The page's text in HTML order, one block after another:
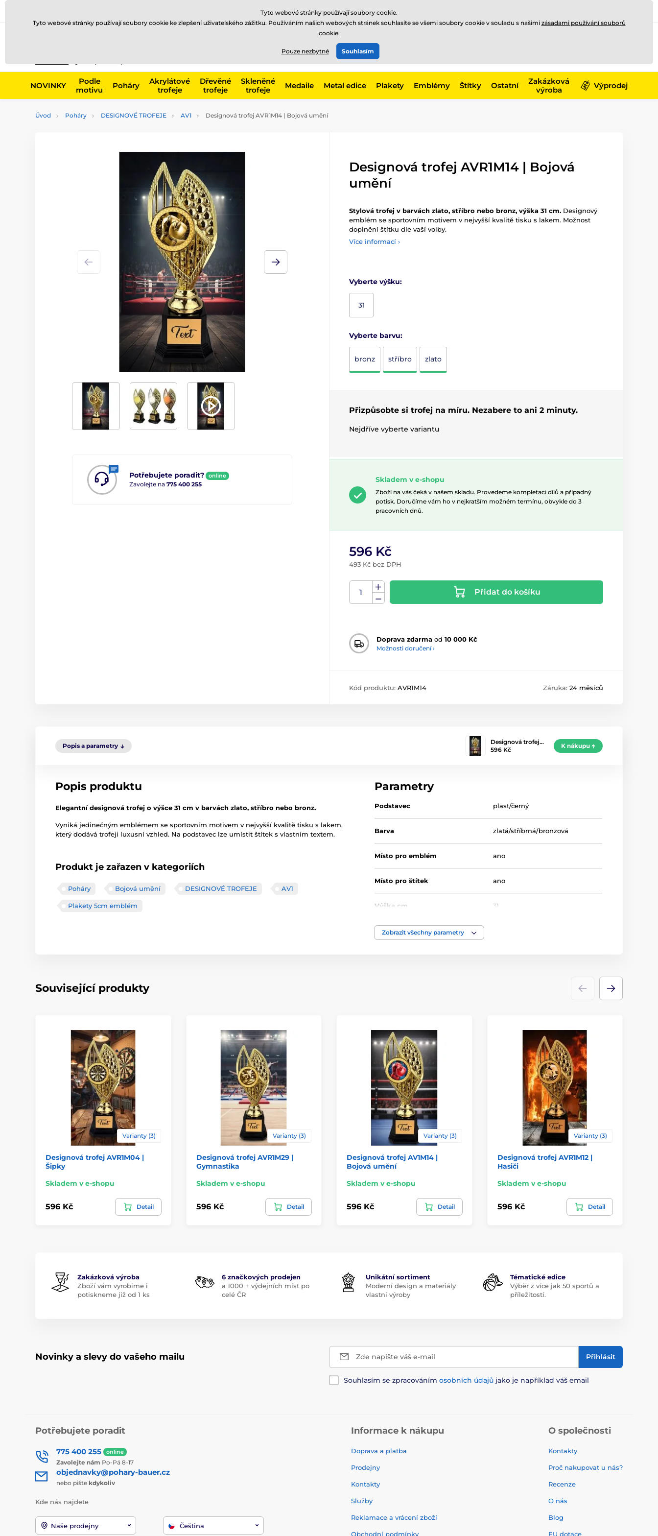
775 400 255
Zavolejte nám
NOVINKY
Podle
motivu
Poháry
Akrylátové
trofeje
Dřevěné
trofeje
Skleněné
trofeje
Medaile Metal edice Plakety Emblémy Štítky Ostatní
Zakázková
výroba
Výprodej
Úvod Poháry DESIGNOVÉ TROFEJE AV1 Designová trofej AVR1M14 | Bojová umění
Potřebujete poradit? online
Zavolejte na 775 400 255
Designová trofej AVR1M14 | Bojová
umění
Stylová trofej v barvách zlato, stříbro nebo bronz, výška 31 cm. Designový
emblém se sportovním motivem v nejvyšší kvalitě tisku s lakem. Možnost
doplnění štítku dle vaší volby.
Více informací ›
Vyberte výšku:
31
Vyberte barvu:
bronz stříbro zlato
Přizpůsobte si trofej na míru. Nezabere to ani 2 minuty.
Nejdříve vyberte variantu
Skladem v e-shopu
Zboží na vás čeká v našem skladu. Provedeme kompletaci dílů a případný
potisk. Doručíme vám ho v nejkratším možném termínu, obvykle do 3
pracovních dnů.
596 Kč
493 Kč bez DPH
Přidat do košíku
Doprava zdarma od 10 000 Kč
Možnosti doručení ›
Kód produktu: AVR1M14 Záruka: 24 měsíců
Popis a parametry
Designová trofej…
596 Kč
K nákupu
Popis produktu
Elegantní designová trofej o výšce 31 cm v barvách zlato, stříbro nebo bronz.
Vyniká jedinečným emblémem se sportovním motivem v nejvyšší kvalitě tisku s lakem,
který dodává trofeji luxusní vzhled. Na podstavec lze umístit štítek s vlastním textem.
Produkt je zařazen v kategoriích
Poháry Bojová umění DESIGNOVÉ TROFEJE AV1
Plakety 5cm emblém
Parametry
Podstavec plast/černý
Barva zlatá/stříbrná/bronzová
Místo pro emblém ano
Místo pro štítek ano
Výška cm 31
Motiv
Zobrazit všechny parametry
Související produkty
Varianty (3)
Designová trofej AVR1M04 |
Šipky
Skladem v e-shopu
596 Kč Detail
Varianty (3)
Designová trofej AVR1M29 |
Gymnastika
Skladem v e-shopu
596 Kč Detail
Varianty (3)
Designová trofej AV1M14 |
Bojová umění
Skladem v e-shopu
596 Kč Detail
Varianty (3)
Designová trofej AVR1M12 |
Hasiči
Skladem v e-shopu
596 Kč Detail
Zakázková výroba
Zboží vám vyrobíme i
potiskneme již od 1 ks
6 značkových prodejen
a 1000 + výdejních míst po
celé ČR
Unikátní sortiment
Moderní design a materiály
vlastní výroby
Tématické edice
Výběr z více jak 50 sportů a
příležitostí.
Novinky a slevy do vašeho mailu Zde napište váš e-mail Přihlásit
Souhlasím se zpracováním osobních údajů jako je například váš email
Potřebujete poradit
775 400 255 online
Zavolejte nám Po-Pá 8-17
objednavky@pohary-bauer.cz
nebo pište kdykoliv
Kde nás najdete
Naše prodejny Čeština
Informace k nákupu
Doprava a platba
Prodejny
Kontakty
Služby
Reklamace a vrácení zboží
Obchodní podmínky
O společnosti
Kontakty
Proč nakupovat u nás?
Recenze
O nás
Blog
EU dotace
Tyto webové stránky používají soubory cookie.
Tyto webové stránky používají soubory cookie ke zlepšení uživatelského zážitku. Používáním našich webových stránek souhlasíte se všemi soubory cookie v souladu s našimi zásadami používání souborů
cookie.
Pouze nezbytné Souhlasím